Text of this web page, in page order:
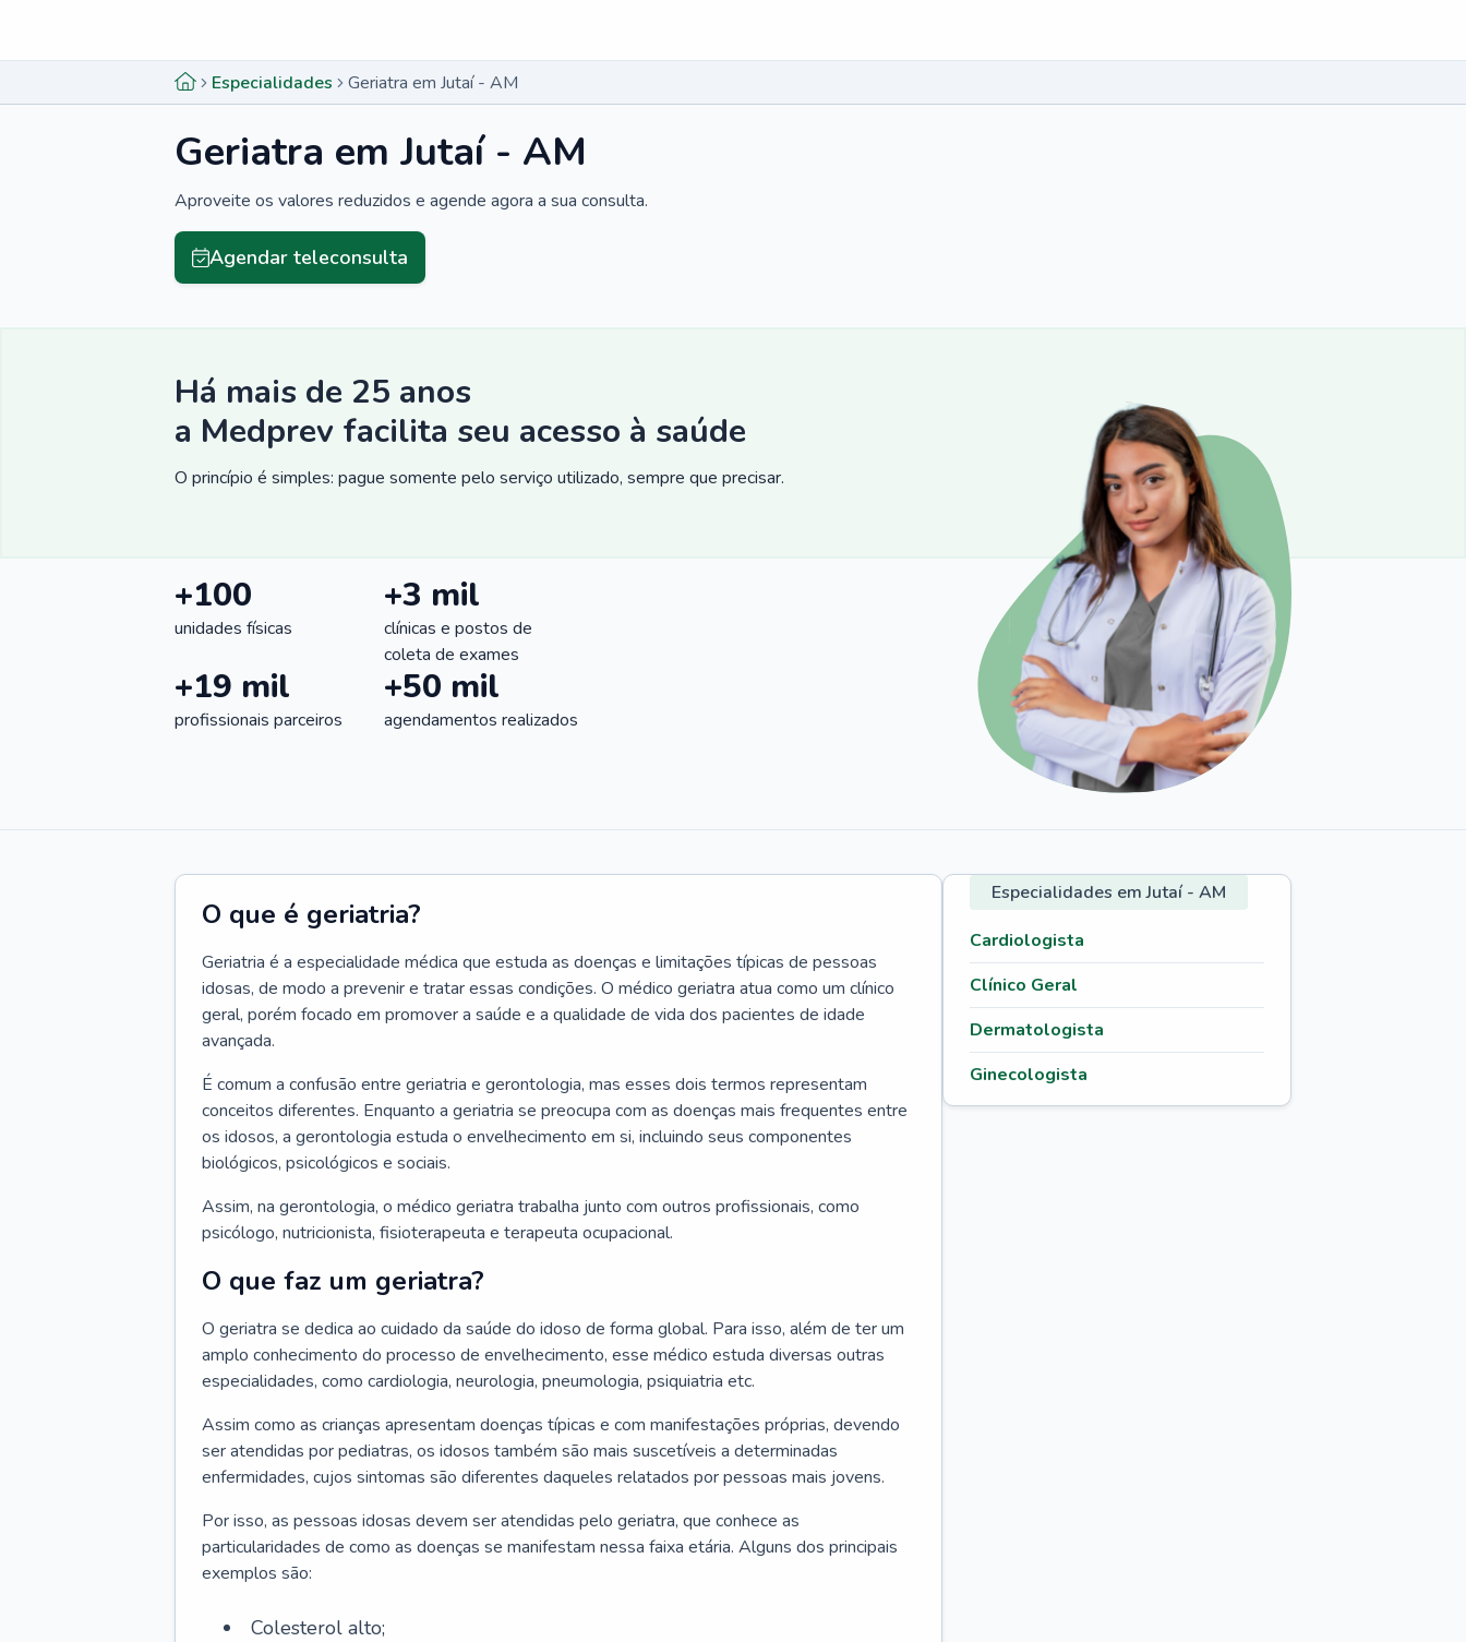
Especialidades Geriatra em Jutaí - AM
Geriatra em Jutaí - AM
Aproveite os valores reduzidos e agende agora a sua consulta.
Agendar teleconsulta
Há mais de 25 anos
a Medprev facilita seu acesso à saúde
O princípio é simples: pague somente pelo serviço utilizado, sempre que precisar.
+100
unidades físicas
+3 mil
clínicas e postos de
coleta de exames
+19 mil
profissionais parceiros
+50 mil
agendamentos realizados
O que é geriatria?
Geriatria é a especialidade médica que estuda as doenças e limitações típicas de pessoas
idosas, de modo a prevenir e tratar essas condições. O médico geriatra atua como um clínico
geral, porém focado em promover a saúde e a qualidade de vida dos pacientes de idade
avançada.
É comum a confusão entre geriatria e gerontologia, mas esses dois termos representam
conceitos diferentes. Enquanto a geriatria se preocupa com as doenças mais frequentes entre
os idosos, a gerontologia estuda o envelhecimento em si, incluindo seus componentes
biológicos, psicológicos e sociais.
Assim, na gerontologia, o médico geriatra trabalha junto com outros profissionais, como
psicólogo, nutricionista, fisioterapeuta e terapeuta ocupacional.
O que faz um geriatra?
O geriatra se dedica ao cuidado da saúde do idoso de forma global. Para isso, além de ter um
amplo conhecimento do processo de envelhecimento, esse médico estuda diversas outras
especialidades, como cardiologia, neurologia, pneumologia, psiquiatria etc.
Assim como as crianças apresentam doenças típicas e com manifestações próprias, devendo
ser atendidas por pediatras, os idosos também são mais suscetíveis a determinadas
enfermidades, cujos sintomas são diferentes daqueles relatados por pessoas mais jovens.
Por isso, as pessoas idosas devem ser atendidas pelo geriatra, que conhece as
particularidades de como as doenças se manifestam nessa faixa etária. Alguns dos principais
exemplos são:
Colesterol alto;
Especialidades em Jutaí - AM
Cardiologista
Clínico Geral
Dermatologista
Ginecologista